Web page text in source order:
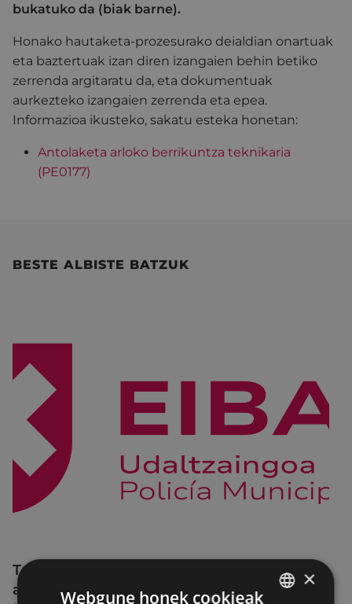
bukatuko da (biak barne).
Honako hautaketa-prozesurako deialdian onartuak
eta baztertuak izan diren izangaien behin betiko
zerrenda argitaratu da, eta dokumentuak
aurkezteko izangaien zerrenda eta epea.
Informazioa ikusteko, sakatu esteka honetan:
Antolaketa arloko berrikuntza teknikaria
(PE0177)
BESTE ALBISTE BATZUK
Trafiko-murrizketak Egogain kalean
abuztuaren 10etik abuztuaren 23ra,
×
Webgune honek cookieak